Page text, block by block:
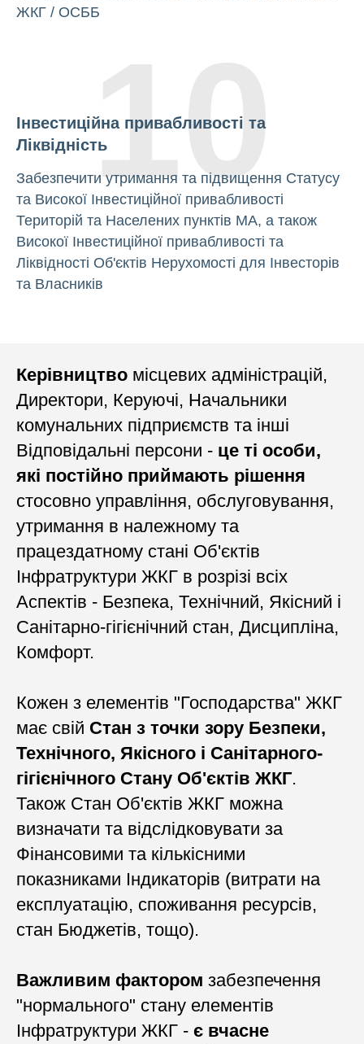
ЖКГ / ОСББ
Інвестиційна привабливості та
Ліквідність
Забезпечити утримання та підвищення Статусу
та Високої Інвестиційної привабливості
Територій та Населених пунктів МА, а також
Високої Інвестиційної привабливості та
Ліквідності Об'єктів Нерухомості для Інвесторів
та Власників
10
Керівництво місцевих адміністрацій,
Директори, Керуючі, Начальники
комунальних підприємств та інші
Відповідальні персони - це ті особи,
які постійно приймають рішення
стосовно управління, обслуговування,
утримання в належному та
працездатному стані Об'єктів
Інфратруктури ЖКГ в розрізі всіх
Аспектів - Безпека, Технічний, Якісний і
Санітарно-гігієнічний стан, Дисципліна,
Комфорт.
Кожен з елементів "Господарства" ЖКГ
має свій Стан з точки зору Безпеки,
Технічного, Якісного і Санітарного-
гігієнічного Стану Об'єктів ЖКГ.
Також Стан Об'єктів ЖКГ можна
визначати та відслідковувати за
Фінансовими та кількісними
показниками Індикаторів (витрати на
експлуатацію, споживання ресурсів,
стан Бюджетів, тощо).
Важливим фактором забезпечення
"нормального" стану елементів
Інфратруктури ЖКГ - є вчасне